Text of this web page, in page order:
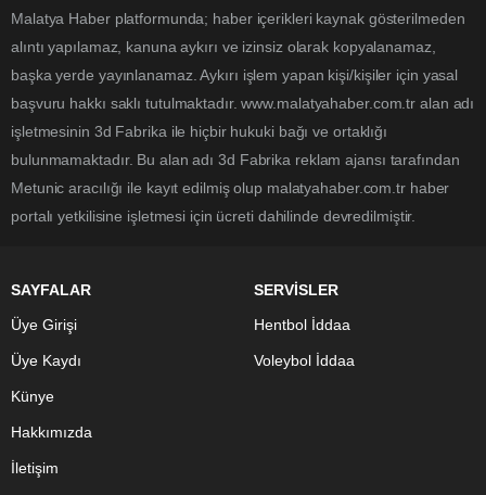
Malatya Haber platformunda; haber içerikleri kaynak gösterilmeden
alıntı yapılamaz, kanuna aykırı ve izinsiz olarak kopyalanamaz,
başka yerde yayınlanamaz. Aykırı işlem yapan kişi/kişiler için yasal
başvuru hakkı saklı tutulmaktadır. www.malatyahaber.com.tr alan adı
işletmesinin 3d Fabrika ile hiçbir hukuki bağı ve ortaklığı
bulunmamaktadır. Bu alan adı 3d Fabrika reklam ajansı tarafından
Metunic aracılığı ile kayıt edilmiş olup malatyahaber.com.tr haber
portalı yetkilisine işletmesi için ücreti dahilinde devredilmiştir.
SAYFALAR
Üye Girişi
Üye Kaydı
Künye
Hakkımızda
İletişim
SERVİSLER
Hentbol İddaa
Voleybol İddaa